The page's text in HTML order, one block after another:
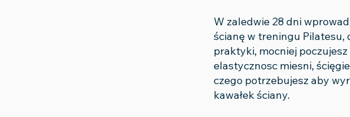
W zaledwie 28 dni
ścianę w treningu Pilatesu,
praktyki, mocniej
elastycznosc miesni,
czego potrzebujesz aby
kawałek ściany.